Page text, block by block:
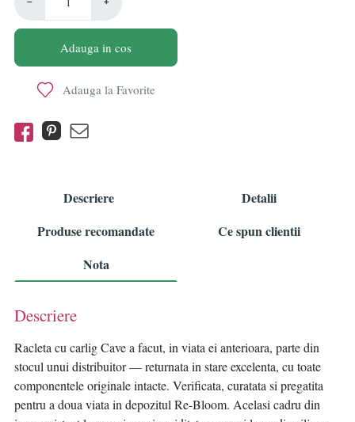
Adauga in cos
Adauga la Favorite
Descriere
Detalii
Produse recomandate
Ce spun clientii
Nota
Descriere
Racleta cu carlig Cave a facut, in viata ei anterioara, parte din
stocul unui distribuitor — returnata in stare excelenta, cu toate
componentele originale intacte. Verificata, curatata si pregatita
pentru a doua viata in depozitul Re-Bloom. Acelasi cadru din